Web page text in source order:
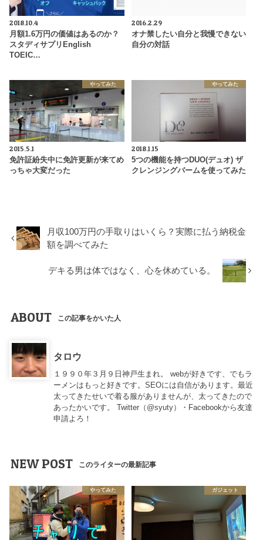
2018.10.4
月額1.6万円の価値はあるのか？
スタディサプリEnglish
TOEIC…
2016.2.29
オナ禁したい自分と我慢できない
自分の対話
やってみた
2015.5.1
免許証紛失中に免許更新が来てめ
っちゃ大変だった
やってみた
2018.1.15
5つの機能を持つDUO(デュオ) ザ
クレンジングバームを使ってみた
月収100万円の手取りはいくら？実際に払う納税金
額を調べてみた
デキる男は体ではなく、心を休めている。
ABOUT この記事をかいた人
タロウ
１９９０年３月９日神戸生まれ。 webが好きです、でもラ
ーメンはもっと好きです。SEOには自信があります。最近
太ってきたせいで着る服がありませんが、太ってきたので
あったかいです。 Twitter（ @syuty）・Facebookから友達
申請よろ！
NEW POST このライターの最新記事
やってみた ガジェット